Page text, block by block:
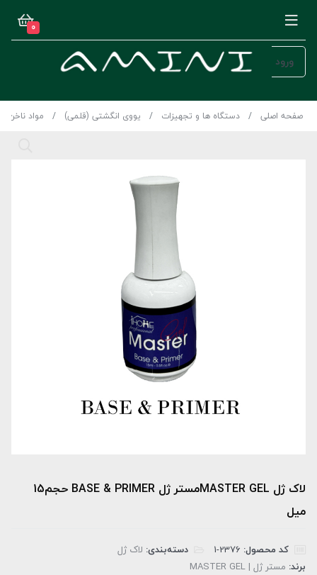
0
ورود
صفحه اصلی دستگاه ها و تجهیزات یووی انگشتی (قلمی) مواد ناخن
لاک ژل MASTER GELمستر ژل BASE & PRIMER حجم15
میل
کد محصول: دسته‌بندی: لاک ژل
برند: مستر ژل | MASTER GEL